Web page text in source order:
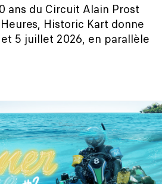
ans du Circuit Alain Prost
Historic Kart donne
5 juillet 2026, en parallèle